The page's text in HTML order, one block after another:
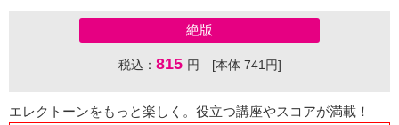
絶版
税込： 815 円 [本体 741円]
エレクトーンをもっと楽しく。役立つ講座やスコアが満載！